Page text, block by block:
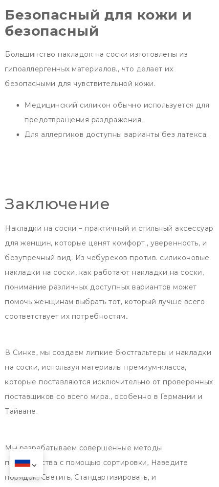
Безопасный для кожи и
безопасный
Большинство накладок на соски изготовлены из
гипоаллергенных материалов., что делает их
безопасными для чувствительной кожи.
Медицинский силикон обычно используется для
предотвращения раздражения..
Для аллергиков доступны варианты без латекса..
Заключение
Накладки на соски – практичный и стильный аксессуар
для женщин, которые ценят комфорт., уверенность, и
безупречный вид. Из чебуреков против. силиконовые
накладки на соски, как работают накладки на соски,
понимание различных доступных вариантов может
помочь женщинам выбрать тот, который лучше всего
соответствует их потребностям..
В Синке, мы создаем липкие бюстгальтеры и накладки
на соски, используя материалы премиум-класса,
которые поставляются исключительно от проверенных
поставщиков со всего мира., особенно в Германии и
Тайване.
Мы разрабатываем совершенные методы
производства с помощью сортировки, Наведите
порядок, Светить, Стандартизировать, и